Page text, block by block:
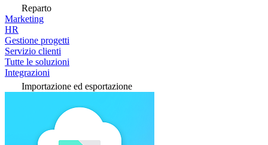
Reparto
Marketing
HR
Gestione progetti
Servizio clienti
Tutte le soluzioni
Integrazioni
Importazione ed esportazione